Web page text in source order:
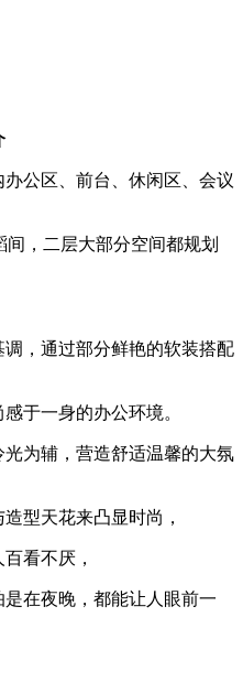
公区、前台、休闲区、会议
，二层大部分空间都规划
，通过部分鲜艳的软装搭配
于一身的办公环境。
为辅，营造舒适温馨的大氛
型天花来凸显时尚，
看不厌，
在夜晚，都能让人眼前一